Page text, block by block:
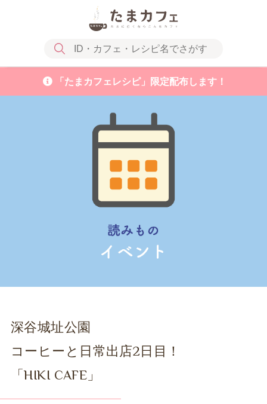
「たまカフェレシピ」限定配布します！
深谷城址公園
コーヒーと日常出店2日目！
「HIKI CAFE」